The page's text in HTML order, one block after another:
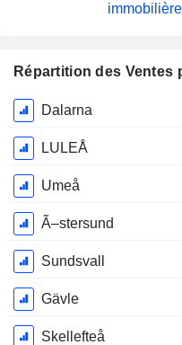
Répartition des Ventes
Période
Fiscale:
Décembre
Dalarna
LULEÅ
Umeå
Ã–stersund
Sundsvall
Gävle
Skellefteå